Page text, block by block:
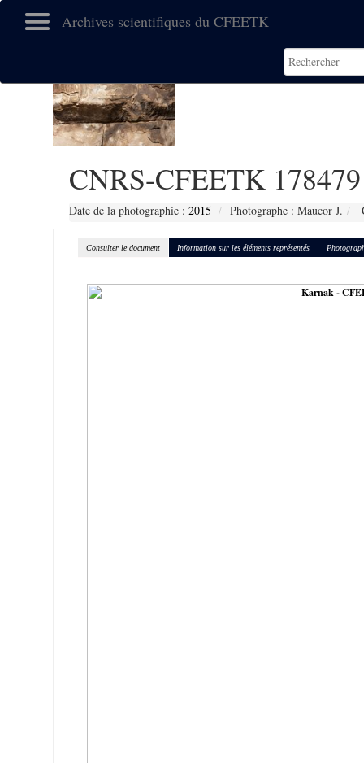
Archives scientifiques du CFEETK
CNRS-CFEETK 178479
Date de la photographie : 2015 Photographe : Maucor J.
Consulter le document Information sur les éléments représentés